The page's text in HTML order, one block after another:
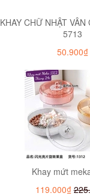
KHAY CHỮ NHẬT VÂN
5713
50.900₫
Khay mứt
119.000₫